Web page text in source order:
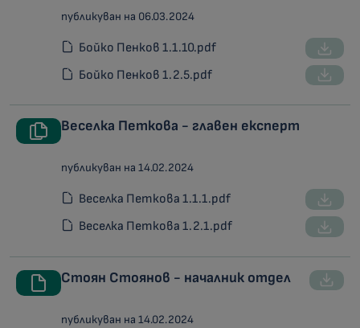
публикуван на 06.03.2024
Бойко Пенков 1.1.10.pdf
Бойко Пенков 1.2.5.pdf
Веселка Петкова - главен експерт
публикуван на 14.02.2024
Веселка Петкова 1.1.1.pdf
Веселка Петкова 1.2.1.pdf
Стоян Стоянов - началник отдел
публикуван на 14.02.2024